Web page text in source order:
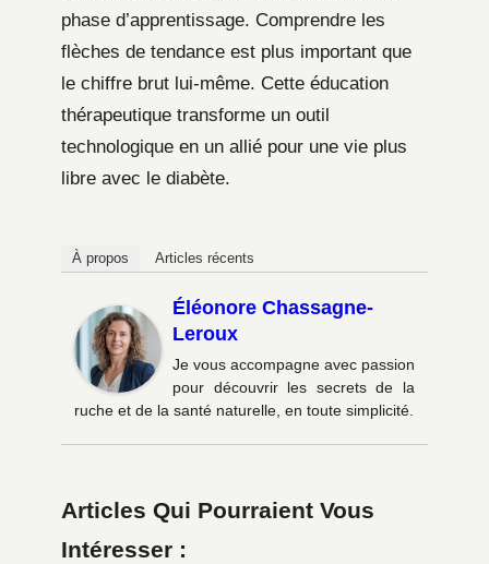
phase d’apprentissage. Comprendre les
flèches de tendance est plus important que
le chiffre brut lui-même. Cette éducation
thérapeutique transforme un outil
technologique en un allié pour une vie plus
libre avec le diabète.
À propos Articles récents
Éléonore Chassagne-
Leroux
Je vous accompagne avec passion
pour découvrir les secrets de la
ruche et de la santé naturelle, en toute simplicité.
Articles Qui Pourraient Vous
Intéresser :